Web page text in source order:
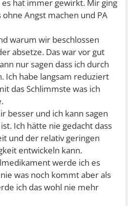
hat immer gewirkt. Mir ging
Angst machen und PA
warum wir beschlossen
absetze. Das war vor gut
nur sagen dass ich durch
Ich habe langsam reduziert
das Schlimmste was ich
besser und ich kann sagen
Ich hätte nie gedacht dass
und der relativ geringen
entwickeln kann.
werde ich es
was noch kommt aber als
ich das wohl nie mehr